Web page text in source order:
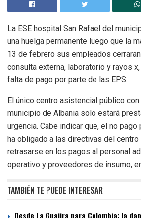
La ESE hospital San Rafael del
una huelga permanente luego que la
13 de febrero sus empleados
consulta externa, laboratorio y rayos
falta de pago por parte de las EPS.
El único centro asistencial público
municipio de Albania solo estará
urgencia. Cabe indicar que, el no pago
ha obligado a las directivas del
retrasarse en los pagos al personal
operativo y proveedores de insumo,
TAMBIÉN TE PUEDE INTERESAR
Desde La Guajira para Colombia: la